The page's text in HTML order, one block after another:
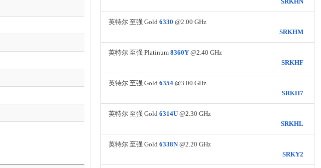
英特尔 至强 Gold 6330 @2.00 GHz
SRKHM
英特尔 至强 Platinum 8360Y@2.40 GHz
SRKHF
英特尔 至强 Gold 6354@3.00 GHz
SRKH7
英特尔 至强 Gold 6314U@2.30 GHz
SRKHL
英特尔 至强 Gold 6338N@2.20 GHz
SRKY2